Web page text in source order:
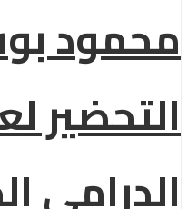
محمود
التحضير
الدرامى